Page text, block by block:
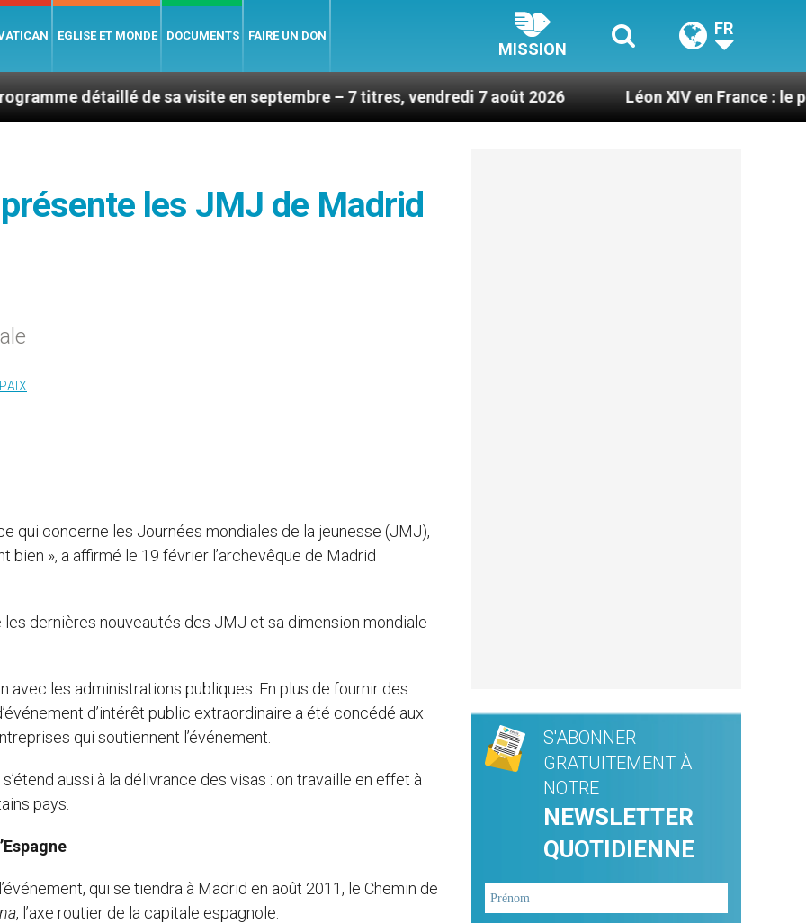
EGLISE ET MONDE DOCUMENTS FAIRE UN DON
MISSION
FR
de sa visite en septembre – 7 titres, vendredi 7 août 2026 Léon XIV en France : le programme
les JMJ de Madrid
qui concerne les Journées mondiales de la jeunesse (JMJ),
», a affirmé le 19 février l’archevêque de Madrid
dernières nouveautés des JMJ et sa dimension mondiale
avec les administrations publiques. En plus de fournir des
d’intérêt public extraordinaire a été concédé aux
qui soutiennent l’événement.
aussi à la délivrance des visas : on travaille en effet à
pays.
qui se tiendra à Madrid en août 2011, le Chemin de
, l’axe routier de la capitale espagnole.
S'ABONNER
GRATUITEMENT À
NOTRE
NEWSLETTER
QUOTIDIENNE